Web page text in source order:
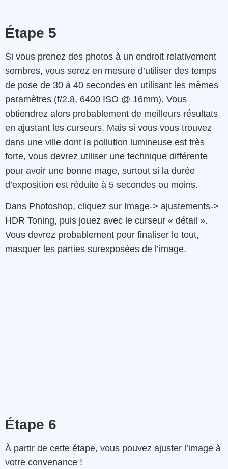
Étape 5
Si vous prenez des photos à un endroit relativement
sombres, vous serez en mesure d’utiliser des temps
de pose de 30 à 40 secondes en utilisant les mêmes
paramètres (f/2.8, 6400 ISO @ 16mm). Vous
obtiendrez alors probablement de meilleurs résultats
en ajustant les curseurs. Mais si vous vous trouvez
dans une ville dont la pollution lumineuse est très
forte, vous devrez utiliser une technique différente
pour avoir une bonne mage, surtout si la durée
d’exposition est réduite à 5 secondes ou moins.
Dans Photoshop, cliquez sur Image-> ajustements->
HDR Toning, puis jouez avec le curseur « détail ».
Vous devrez probablement pour finaliser le tout,
masquer les parties surexposées de l’image.
Étape 6
À partir de cette étape, vous pouvez ajuster l’image à
votre convenance !